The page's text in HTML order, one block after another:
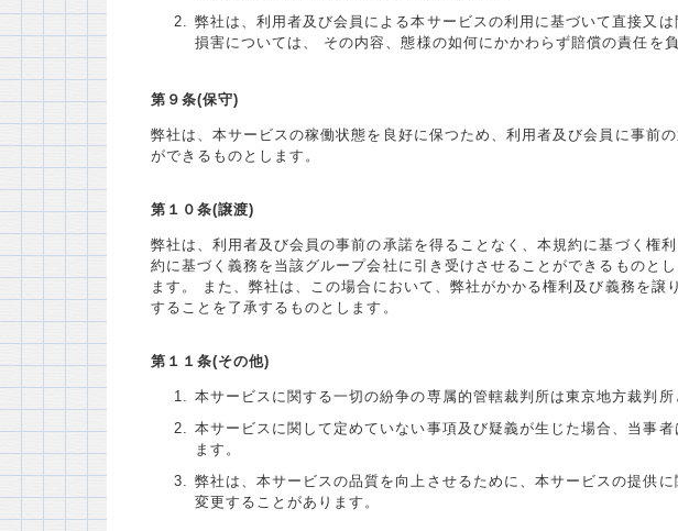
弊社は、利用者及び会員による本サービスの利用に基づいて直接又
損害については、 その内容、態様の如何にかかわらず賠償の責任を負
第９条(保守)
弊社は、本サービスの稼働状態を良好に保つため、利用者及び会員に事前
ができるものとします。
第１０条(譲渡)
弊社は、利用者及び会員の事前の承諾を得ることなく、本規約に基づく権
約に基づく義務を当該グループ会社に引き受けさせることができるものと
ます。 また、弊社は、この場合において、弊社がかかる権利及び義務を譲
することを了承するものとします。
第１１条(その他)
本サービスに関する一切の紛争の専属的管轄裁判所は東京地方裁判所
本サービスに関して定めていない事項及び疑義が生じた場合、当事
ます。
弊社は、本サービスの品質を向上させるために、本サービスの提供
変更することがあります。